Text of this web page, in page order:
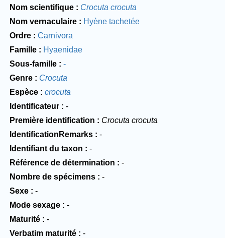
Nom scientifique
Crocuta crocuta
Nom vernaculaire
Hyène tachetée
Ordre
Carnivora
Famille
Hyaenidae
Sous-famille
-
Genre
Crocuta
Espèce
crocuta
Identificateur
-
Première identification
Crocuta crocuta
IdentificationRemarks
-
Identifiant du taxon
-
Référence de détermination
-
Nombre de spécimens
-
Sexe
-
Mode sexage
-
Maturité
-
Verbatim maturité
-